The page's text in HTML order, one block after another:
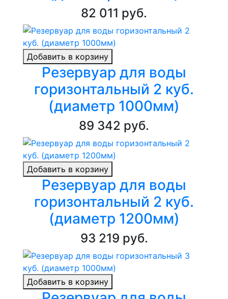
82 011 руб.
Добавить в корзину
Резервуар для воды
горизонтальный 2 куб.
(диаметр 1000мм)
89 342 руб.
Добавить в корзину
Резервуар для воды
горизонтальный 2 куб.
(диаметр 1200мм)
93 219 руб.
Добавить в корзину